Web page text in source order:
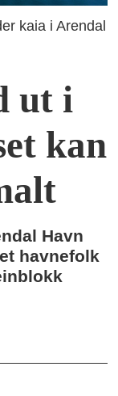
kaia i Arendal
ut i
kan
Havn
havnefolk